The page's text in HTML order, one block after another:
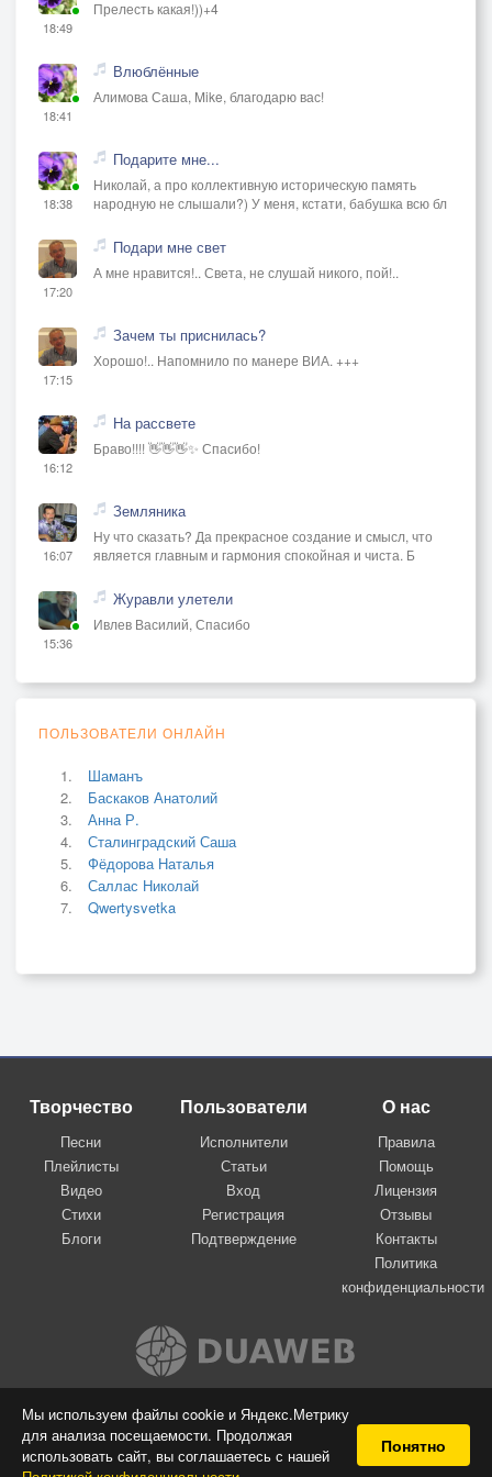
Мы используем файлы cookie и Яндекс.Метрику
для анализа посещаемости. Продолжая
использовать сайт, вы соглашаетесь с нашей
Понятно
Зажигать пламень».
«Как же я, — говорю, — летя,
Оставался злым?
Твоего крыла?
Как же я не отвечал,
**Бридж:**
Только улыбался.
Он меня не обругал,
Просто положил крыло
И на сердце отлегло,
Вот так сидим мы в тишине,
И не надо больше слов,
И не надо клять,
Потому что есть любовь,
Что не может лгать.
**Кульминация:**
Я прошу тебя, Ангел мой,
Я с тобой шагнул.
Он кивает: «Никуда
Я не денусь, слышишь?
Ты мой на все года,
Ты мой, ты дышишь.
Я с тобой, пока горит
Свет твоей мечты».
Мы сидим, и тишина
Ходит по квартире.
За окном уже весна
18:49
Прелесть какая!))+4
18:41
Влюблённые
Алимова Саша, Mike, благодарю вас!
18:38
Подарите мне...
Николай, а про коллективную историческую память
народную не слышали?) У меня, кстати, бабушка всю бл
17:20
Подари мне свет
А мне нравится!.. Света, не слушай никого, пой!..
17:15
Зачем ты приснилась?
Хорошо!.. Напомнило по манере ВИА. +++
16:12
На рассвете
Браво!!!! 👋👋👋✨ Спасибо!
16:07
Земляника
Ну что сказать? Да прекрасное создание и смысл, что
является главным и гармония спокойная и чиста. Б
15:36
Журавли улетели
Ивлев Василий, Спасибо
ПОЛЬЗОВАТЕЛИ ОНЛАЙН
Шаманъ
Баскаков Анатолий
Анна Р.
Сталинградский Саша
Фёдорова Наталья
Саллас Николай
Qwertysvetka
Творчество
Песни
Плейлисты
Видео
Стихи
Блоги
Пользователи
Исполнители
Статьи
Вход
Регистрация
Подтверждение
О нас
Правила
Помощь
Лицензия
Отзывы
Контакты
Политика
конфиденциальности
Вконтакте
© 2009-2026 Я-пою
Музыкальный сайт самовыражения